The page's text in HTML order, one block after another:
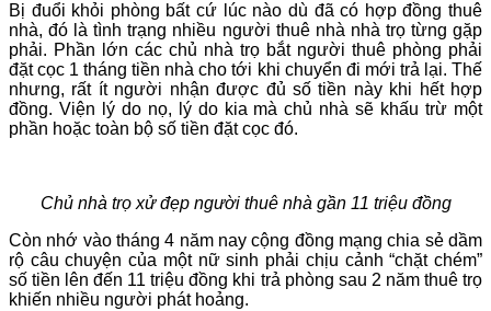
Bị đuổi khỏi phòng bất cứ lúc nào dù đã có hợp đồng thuê
nhà, đó là tình trạng nhiều người thuê nhà nhà trọ từng gặp
phải. Phần lớn các chủ nhà trọ bắt người thuê phòng phải
đặt cọc 1 tháng tiền nhà cho tới khi chuyển đi mới trả lại. Thế
nhưng, rất ít người nhận được đủ số tiền này khi hết hợp
đồng. Viện lý do nọ, lý do kia mà chủ nhà sẽ khấu trừ một
phần hoặc toàn bộ số tiền đặt cọc đó.
Chủ nhà trọ xử đẹp người thuê nhà gần 11 triệu đồng
Còn nhớ vào tháng 4 năm nay cộng đồng mạng chia sẻ dầm
rộ câu chuyện của một nữ sinh phải chịu cảnh “chặt chém”
số tiền lên đến 11 triệu đồng khi trả phòng sau 2 năm thuê trọ
khiến nhiều người phát hoảng.